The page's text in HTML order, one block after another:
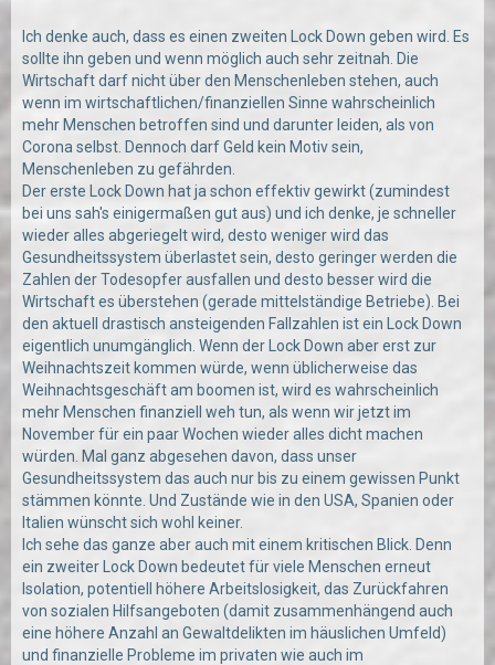
Ich denke auch, dass es einen zweiten Lock Down geben wird. Es
sollte ihn geben und wenn möglich auch sehr zeitnah. Die
Wirtschaft darf nicht über den Menschenleben stehen, auch
wenn im wirtschaftlichen/finanziellen Sinne wahrscheinlich
mehr Menschen betroffen sind und darunter leiden, als von
Corona selbst. Dennoch darf Geld kein Motiv sein,
Menschenleben zu gefährden.
Der erste Lock Down hat ja schon effektiv gewirkt (zumindest
bei uns sah's einigermaßen gut aus) und ich denke, je schneller
wieder alles abgeriegelt wird, desto weniger wird das
Gesundheitssystem überlastet sein, desto geringer werden die
Zahlen der Todesopfer ausfallen und desto besser wird die
Wirtschaft es überstehen (gerade mittelständige Betriebe). Bei
den aktuell drastisch ansteigenden Fallzahlen ist ein Lock Down
eigentlich unumgänglich. Wenn der Lock Down aber erst zur
Weihnachtszeit kommen würde, wenn üblicherweise das
Weihnachtsgeschäft am boomen ist, wird es wahrscheinlich
mehr Menschen finanziell weh tun, als wenn wir jetzt im
November für ein paar Wochen wieder alles dicht machen
würden. Mal ganz abgesehen davon, dass unser
Gesundheitssystem das auch nur bis zu einem gewissen Punkt
stämmen könnte. Und Zustände wie in den USA, Spanien oder
Italien wünscht sich wohl keiner.
Ich sehe das ganze aber auch mit einem kritischen Blick. Denn
ein zweiter Lock Down bedeutet für viele Menschen erneut
Isolation, potentiell höhere Arbeitslosigkeit, das Zurückfahren
von sozialen Hilfsangeboten (damit zusammenhängend auch
eine höhere Anzahl an Gewaltdelikten im häuslichen Umfeld)
und finanzielle Probleme im privaten wie auch im